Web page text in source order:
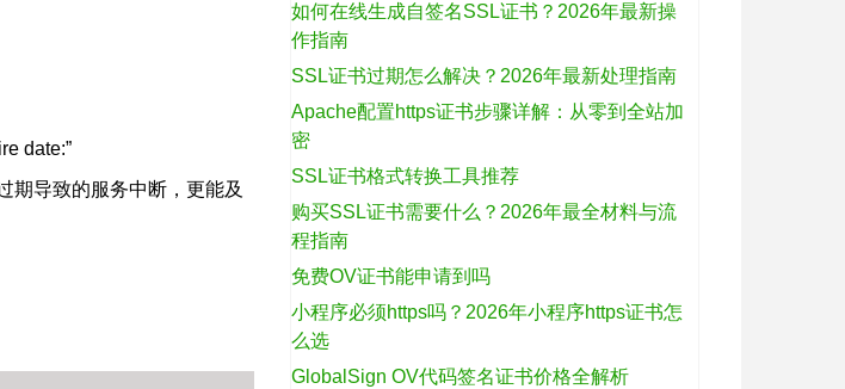
date:”
期导致的服务中断，更能及
如何在线生成自签名SSL证书？2026年最新操
作指南
SSL证书过期怎么解决？2026年最新处理指南
Apache配置https证书步骤详解：从零到全站加
密
SSL证书格式转换工具推荐
购买SSL证书需要什么？2026年最全材料与流
程指南
免费OV证书能申请到吗
小程序必须https吗？2026年小程序https证书怎
么选
GlobalSign OV代码签名证书价格全解析